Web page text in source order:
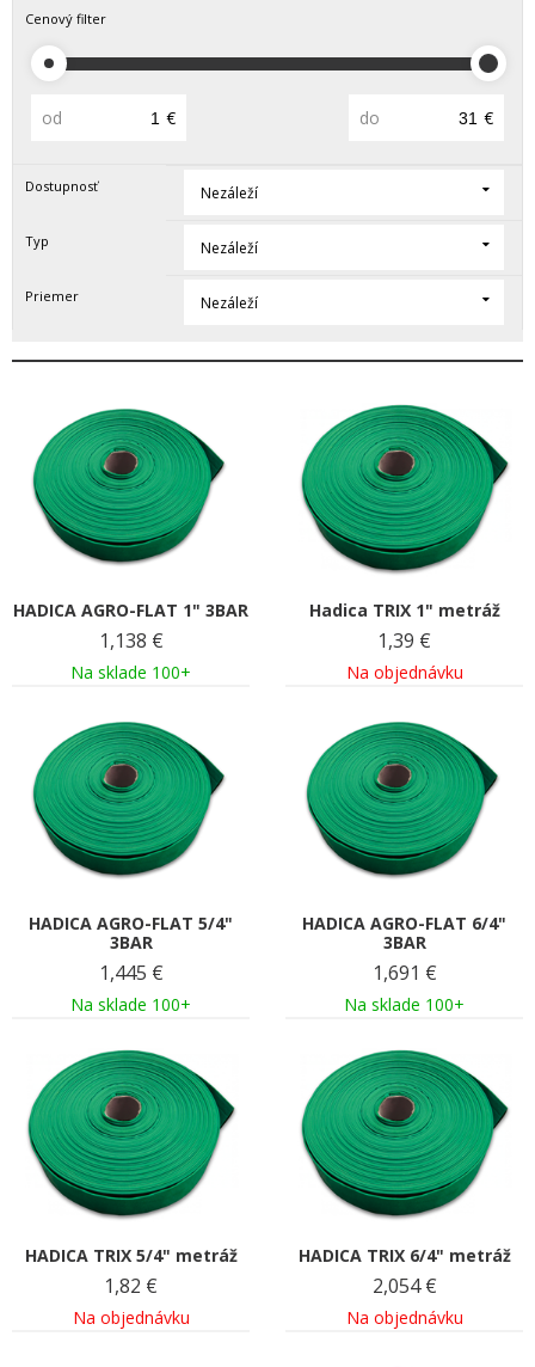
Cenový filter
od € do €
Dostupnosť Nezáleží
Typ Nezáleží
Priemer Nezáleží
HADICA AGRO-FLAT 1" 3BAR
1,138 €
Na sklade 100+
Hadica TRIX 1" metráž
1,39 €
Na objednávku
HADICA AGRO-FLAT 5/4"
3BAR
1,445 €
Na sklade 100+
HADICA AGRO-FLAT 6/4"
3BAR
1,691 €
Na sklade 100+
HADICA TRIX 5/4" metráž
1,82 €
Na objednávku
HADICA TRIX 6/4" metráž
2,054 €
Na objednávku